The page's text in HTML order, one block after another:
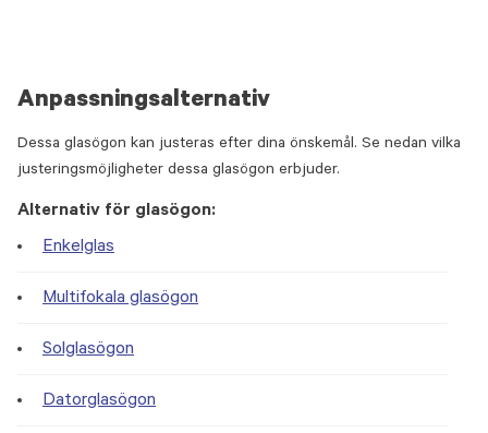
Anpassningsalternativ
Dessa glasögon kan justeras efter dina önskemål. Se nedan vilka
justeringsmöjligheter dessa glasögon erbjuder.
Alternativ för glasögon:
Enkelglas
Multifokala glasögon
Solglasögon
Datorglasögon